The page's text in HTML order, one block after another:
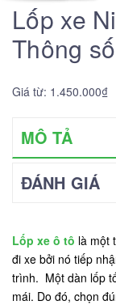
Lốp xe
Thông
Giá từ: 1.450.000₫
MÔ TẢ
ĐÁNH GIÁ
Lốp xe ô tô là một
đi xe bởi nó tiếp
trình. Một dàn lốp
mái. Do đó, chọn